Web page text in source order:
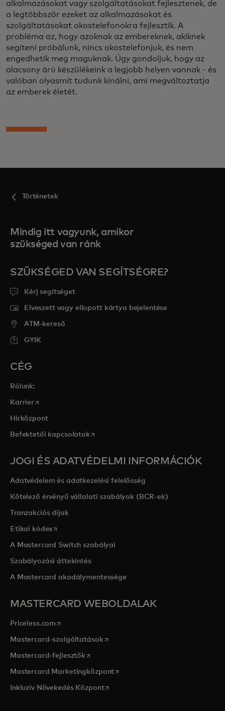
alkalmazásokat vagy szolgáltatásokat fejlesztenek, de
a legtöbbször ezeket az alkalmazásokat és
szolgáltatásokat okostelefonokra fejlesztik. A
probléma az, hogy azoknak az embereknek, akiknek
segíteni próbálunk, nincs okostelefonjuk, és nem
engedhetik meg maguknak. Úgy gondoljuk, hogy az
alacsony árú készülékeink a legjobb helyen vannak - és
valóban olyasmit tudunk kínálni, ami megváltoztatja
az emberek életét.
Történetek
Mindig itt vagyunk, amikor
szükséged van ránk
SZÜKSÉGED VAN SEGÍTSÉGRE?
Kérj segítséget
Elveszett vagy ellopott kártya bejelentése
ATM-kereső
GYIK
CÉG
Rólunk:
Karrieropens in a new tab
Hírközpont
Befektetői kapcsolatokopens in a new tab
JOGI ÉS ADATVÉDELMI INFORMÁCIÓK
Adatvédelem és adatkezelési felelősség
Kötelező érvényű vállalati szabályok (BCR-ek)
Tranzakciós díjak
Etikai kódexopens in a new tab
A Mastercard Switch szabályai
Szabályozási áttekintés
A Mastercard akadálymentessége
MASTERCARD WEBOLDALAK
Priceless.com opens in a new tab
Mastercard-szolgáltatásokopens in a new tab
Mastercard-fejlesztők opens in a new tab
Mastercard Marketingközpontopens in a new tab
Inkluzív Növekedés Központopens in a new tab